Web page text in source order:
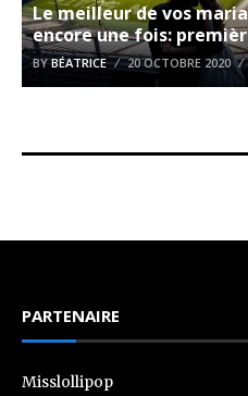
Le meilleur de vos
encore une fois:
BYBÉATRICE 20 OCTOBRE 2020
PARTENAIRE
Misslollipop